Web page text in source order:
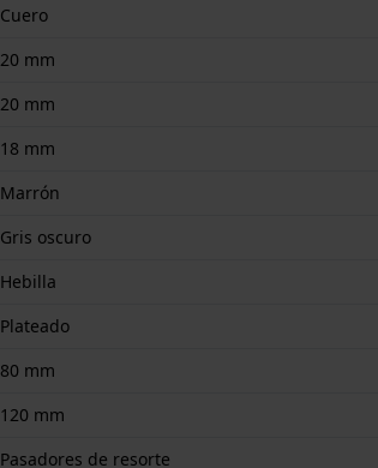
Cuero
20 mm
20 mm
18 mm
Marrón
Gris oscuro
Hebilla
Plateado
80 mm
120 mm
Pasadores de resorte